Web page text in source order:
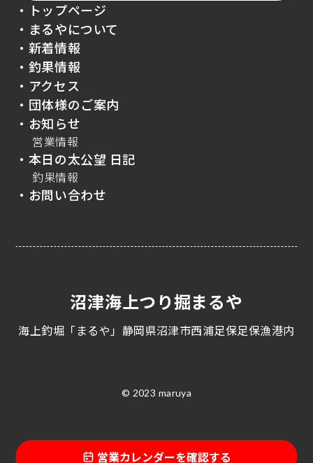
営業カレンダーを確認する
・トップページ
・まるやについて
・新着情報
・釣果情報
・アクセス
・団体様のご案内
・お知らせ
営業情報
・本日の太公望 日記
釣果情報
・お問い合わせ
沼津海上つり掘まるや
海上釣堀「まるや」静岡県沼津市西浦足保足保漁港内
© 2023 maruya